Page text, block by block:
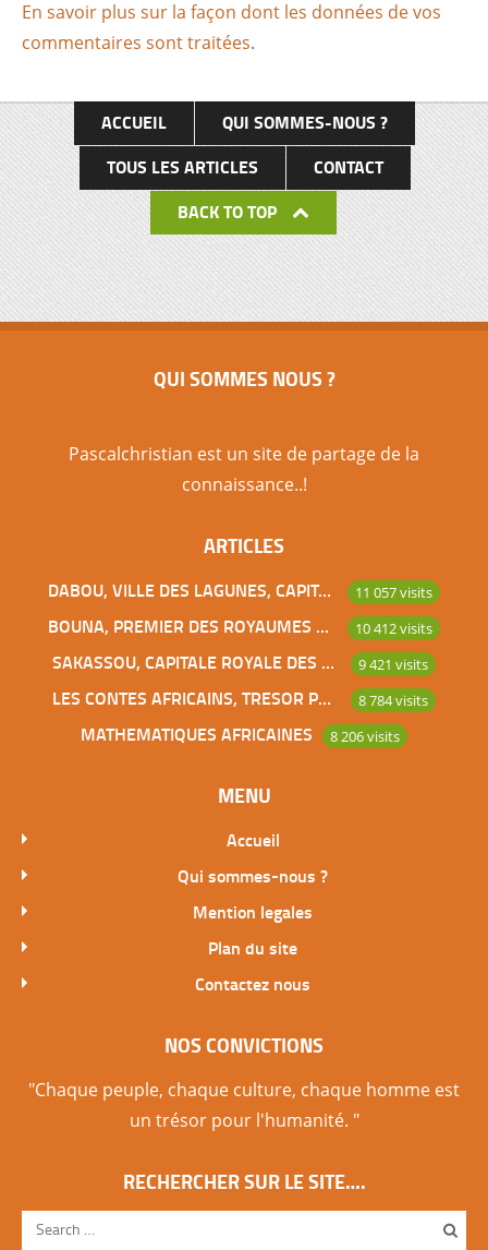
En savoir plus sur la façon dont les données de vos
commentaires sont traitées.
ACCUEIL
QUI SOMMES-NOUS ?
TOUS LES ARTICLES
CONTACT
BACK TO TOP
QUI SOMMES NOUS ?
Pascalchristian est un site de partage de la
connaissance..!
ARTICLES
DABOU, VILLE DES LAGUNES, CAPITALE DES ADJOUKROU 11 057 visits
BOUNA, PREMIER DES ROYAUMES DE CÔTE D’IVOIRE 10 412 visits
SAKASSOU, CAPITALE ROYALE DES BAOULES 9 421 visits
LES CONTES AFRICAINS, TRESOR POUR L’HUMANITE 8 784 visits
MATHEMATIQUES AFRICAINES 8 206 visits
MENU
Accueil
Qui sommes-nous ?
Mention legales
Plan du site
Contactez nous
NOS CONVICTIONS
"Chaque peuple, chaque culture, chaque homme est
un trésor pour l'humanité. "
RECHERCHER SUR LE SITE….